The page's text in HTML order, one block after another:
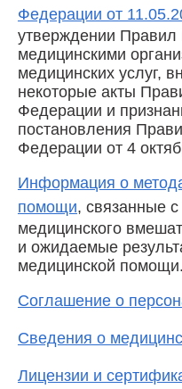
Федерации от
утверждении Правил
медицинскими
медицинских услуг,
некоторые акты
Федерации и
постановления
Федерации от 4
Информация о
помощи, связанные
медицинского
и ожидаемые
медицинской помощи.
Соглашение о
Сведения о
Лицензии и